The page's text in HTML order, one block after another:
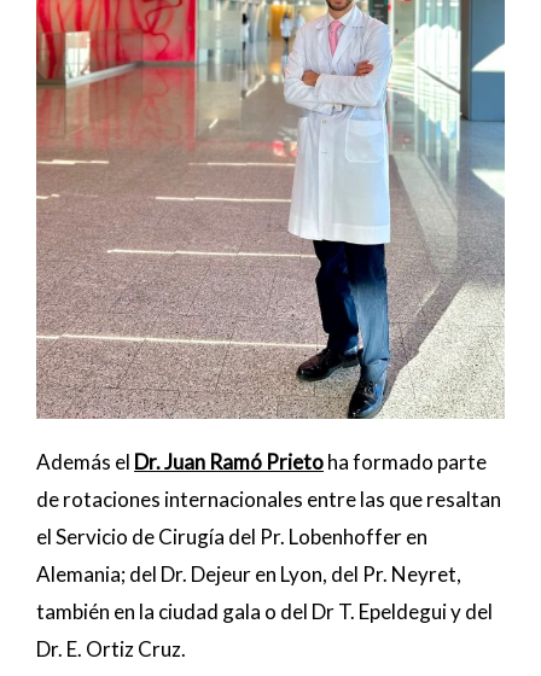
Además el Dr. Juan Ramó Prietoha formado parte
de rotaciones internacionales entre las que resaltan
el Servicio de Cirugía del Pr. Lobenhoffer en
Alemania; del Dr. Dejeur en Lyon, del Pr. Neyret,
también en la ciudad gala o del Dr T. Epeldegui y del
Dr. E. Ortiz Cruz.